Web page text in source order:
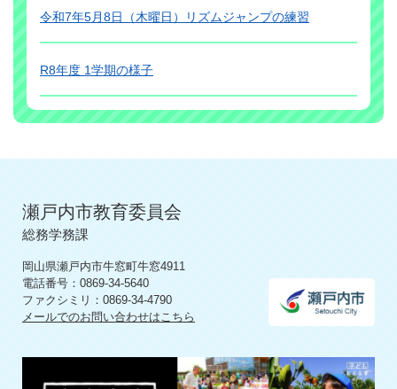
令和7年5月8日（木曜日）リズムジャンプの練習
R8年度 1学期の様子
瀬戸内市教育委員会
総務学務課
岡山県瀬戸内市牛窓町牛窓4911
電話番号：0869-34-5640
ファクシミリ：0869-34-4790
メールでのお問い合わせはこちら